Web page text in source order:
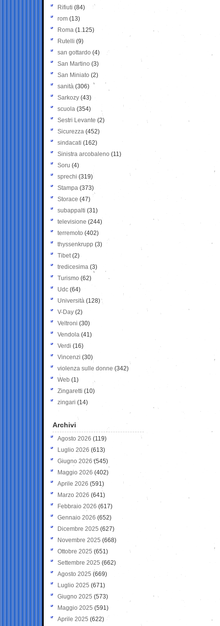
Rifiuti (84)
rom (13)
Roma (1.125)
Rutelli (9)
san gottardo (4)
San Martino (3)
San Miniato (2)
sanità (306)
Sarkozy (43)
scuola (354)
Sestri Levante (2)
Sicurezza (452)
sindacati (162)
Sinistra arcobaleno (11)
Soru (4)
sprechi (319)
Stampa (373)
Storace (47)
subappalti (31)
televisione(244)
terremoto (402)
thyssenkrupp (3)
Tibet(2)
tredicesima (3)
Turismo (62)
Udc (64)
Università (128)
V-Day (2)
Veltroni (30)
Vendola (41)
Verdi (16)
Vincenzi (30)
violenza sulle donne (342)
Web (1)
Zingaretti (10)
zingari (14)
Archivi
Agosto 2026 (119)
Luglio 2026 (613)
Giugno 2026 (545)
Maggio 2026 (402)
Aprile 2026 (591)
Marzo 2026 (641)
Febbraio 2026 (617)
Gennaio 2026 (652)
Dicembre 2025 (627)
Novembre 2025 (668)
Ottobre 2025 (651)
Settembre 2025 (662)
Agosto 2025 (669)
Luglio 2025 (671)
Giugno 2025 (573)
Maggio 2025 (591)
Aprile 2025 (622)